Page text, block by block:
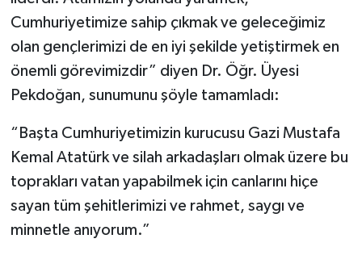
Cumhuriyetimize sahip çıkmak ve geleceğimiz
olan gençlerimizi de en iyi şekilde yetiştirmek en
önemli görevimizdir” diyen Dr. Öğr. Üyesi
Pekdoğan, sunumunu şöyle tamamladı:
“Başta Cumhuriyetimizin kurucusu Gazi Mustafa
Kemal Atatürk ve silah arkadaşları olmak üzere bu
toprakları vatan yapabilmek için canlarını hiçe
sayan tüm şehitlerimizi ve rahmet, saygı ve
minnetle anıyorum.”